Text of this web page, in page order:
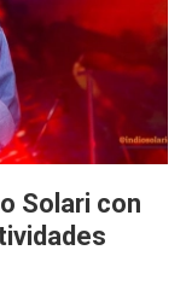
Solari con